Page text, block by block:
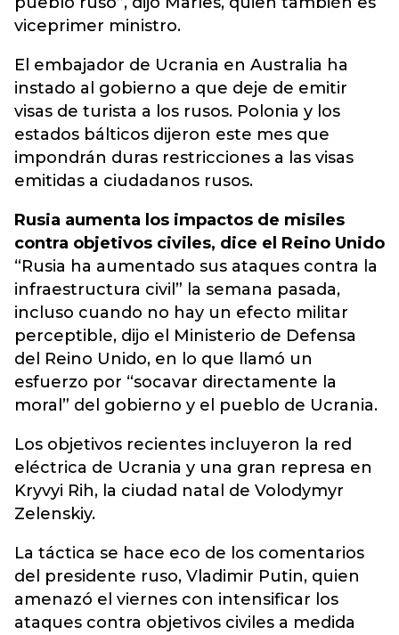
viceprimer ministro.
El embajador de Ucrania en Australia ha
instado al gobierno a que deje de emitir
visas de turista a los rusos. Polonia y los
estados bálticos dijeron este mes que
impondrán duras restricciones a las visas
emitidas a ciudadanos rusos.
Rusia aumenta los impactos de misiles
contra objetivos civiles, dice el Reino Unido
“Rusia ha aumentado sus ataques contra la
infraestructura civil” la semana pasada,
incluso cuando no hay un efecto militar
perceptible, dijo el Ministerio de Defensa
del Reino Unido, en lo que llamó un
esfuerzo por “socavar directamente la
moral” del gobierno y el pueblo de Ucrania.
Los objetivos recientes incluyeron la red
eléctrica de Ucrania y una gran represa en
Kryvyi Rih, la ciudad natal de Volodymyr
Zelenskiy.
La táctica se hace eco de los comentarios
del presidente ruso, Vladimir Putin, quien
amenazó el viernes con intensificar los
ataques contra objetivos civiles a medida